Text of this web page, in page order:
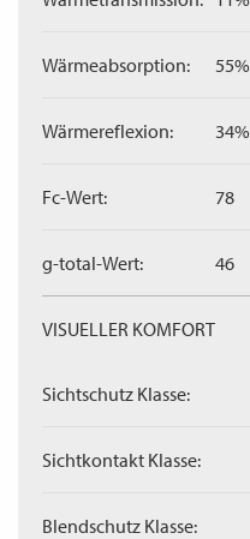
Wärmeabsorption: 55%
Wärmereflexion: 34%
Fc-Wert: 78
g-total-Wert: 46
VISUELLER KOMFORT
Sichtschutz Klasse:
Sichtkontakt Klasse:
Blendschutz Klasse: